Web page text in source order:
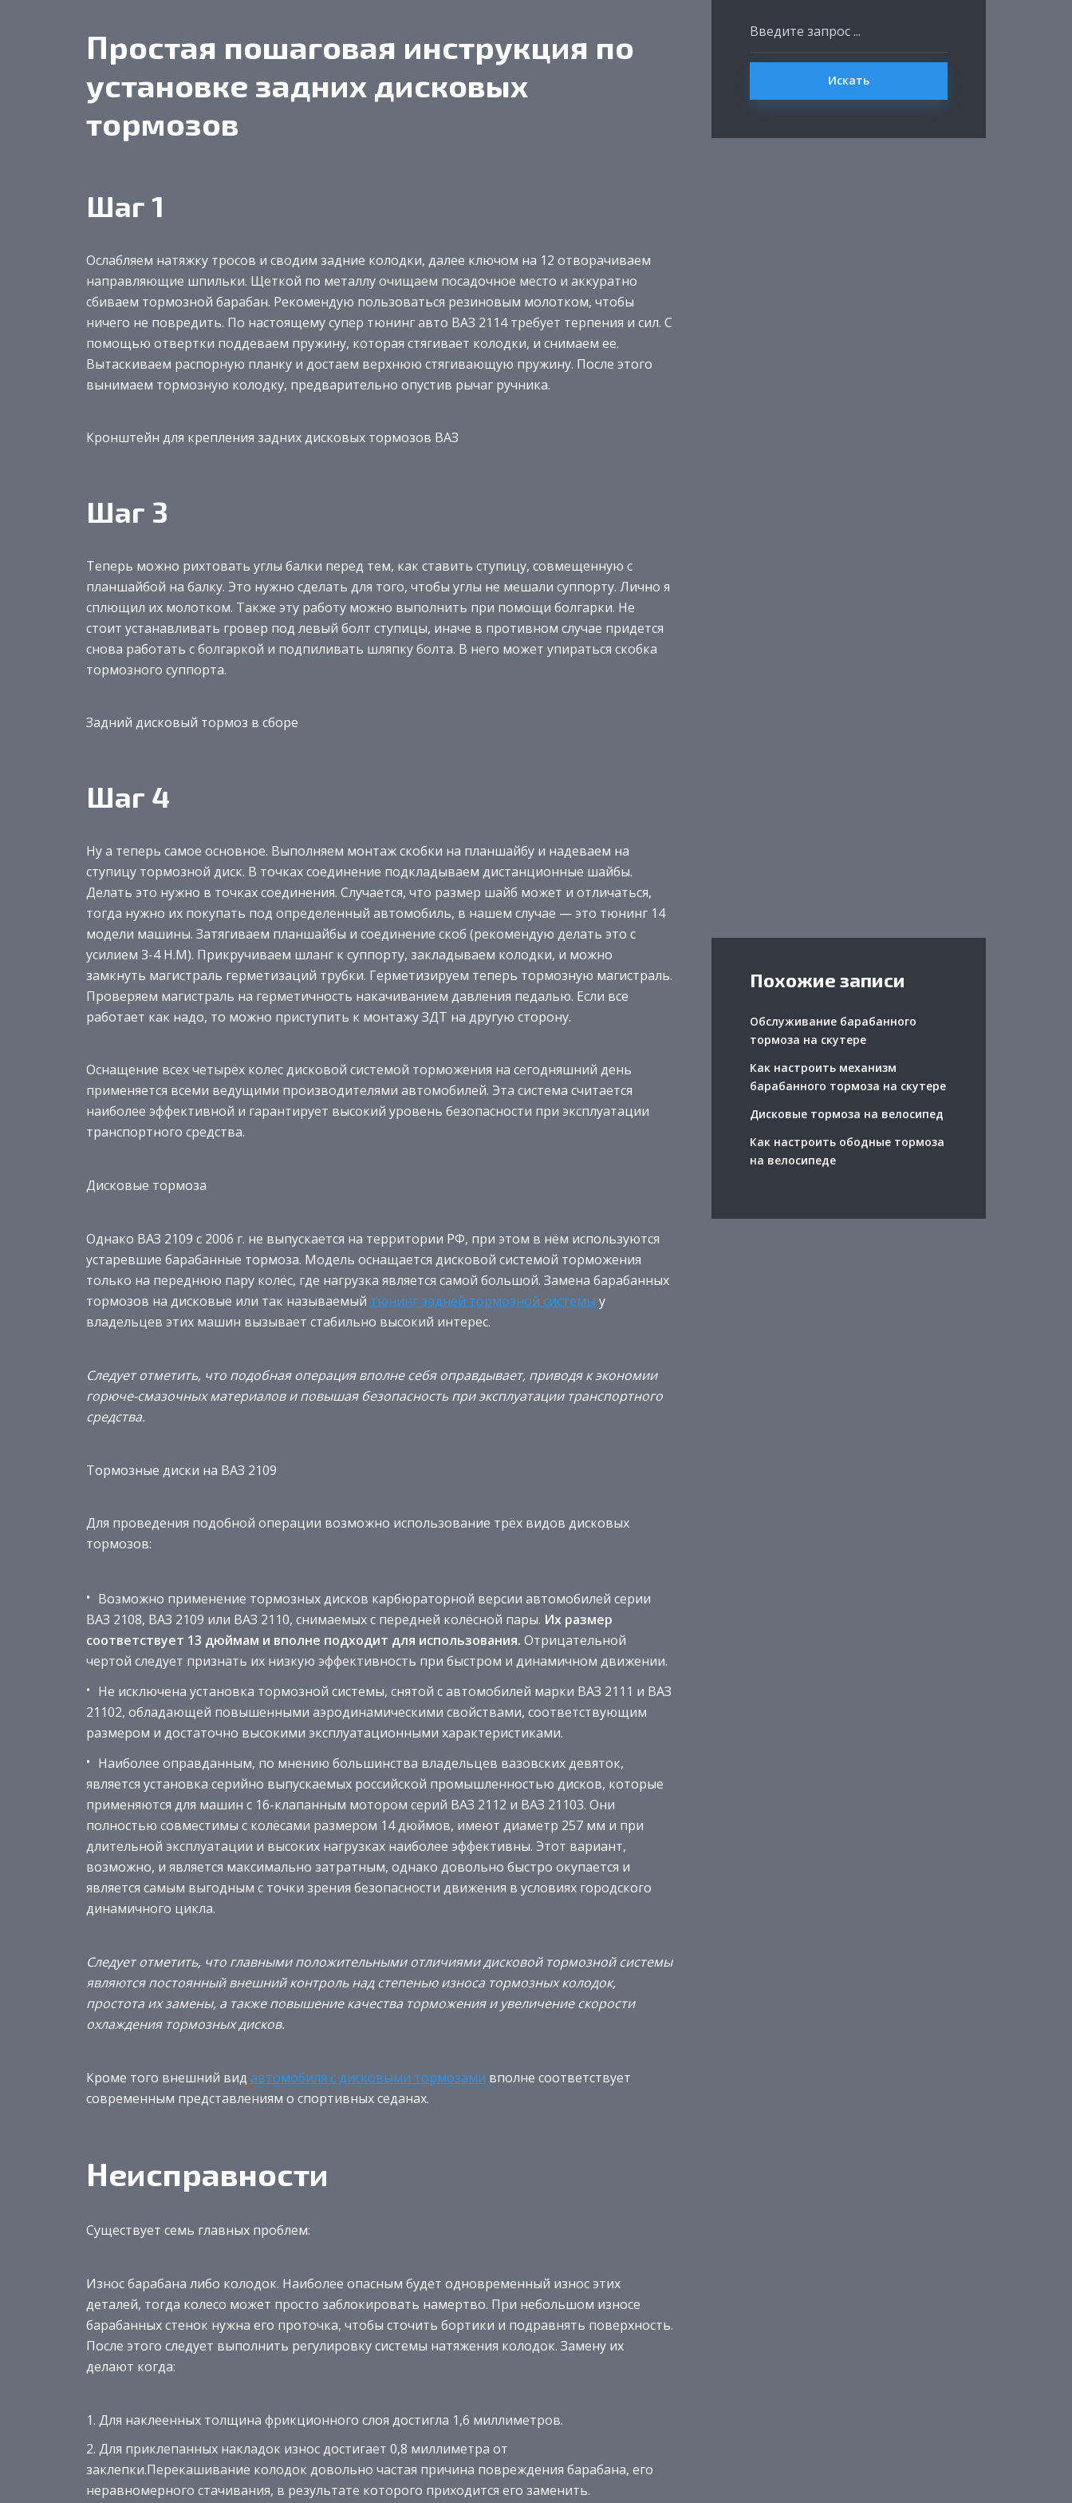
Простая пошаговая инструкция по
установке задних дисковых
тормозов
Шаг 1
Ослабляем натяжку тросов и сводим задние колодки, далее ключом на 12 отворачиваем
направляющие шпильки. Щеткой по металлу очищаем посадочное место и аккуратно
сбиваем тормозной барабан. Рекомендую пользоваться резиновым молотком, чтобы
ничего не повредить. По настоящему супер тюнинг авто ВАЗ 2114 требует терпения и сил. С
помощью отвертки поддеваем пружину, которая стягивает колодки, и снимаем ее.
Вытаскиваем распорную планку и достаем верхнюю стягивающую пружину. После этого
вынимаем тормозную колодку, предварительно опустив рычаг ручника.
Кронштейн для крепления задних дисковых тормозов ВАЗ
Шаг 3
Теперь можно рихтовать углы балки перед тем, как ставить ступицу, совмещенную с
планшайбой на балку. Это нужно сделать для того, чтобы углы не мешали суппорту. Лично я
сплющил их молотком. Также эту работу можно выполнить при помощи болгарки. Не
стоит устанавливать гровер под левый болт ступицы, иначе в противном случае придется
снова работать с болгаркой и подпиливать шляпку болта. В него может упираться скобка
тормозного суппорта.
Задний дисковый тормоз в сборе
Шаг 4
Ну а теперь самое основное. Выполняем монтаж скобки на планшайбу и надеваем на
ступицу тормозной диск. В точках соединение подкладываем дистанционные шайбы.
Делать это нужно в точках соединения. Случается, что размер шайб может и отличаться,
тогда нужно их покупать под определенный автомобиль, в нашем случае — это тюнинг 14
модели машины. Затягиваем планшайбы и соединение скоб (рекомендую делать это с
усилием 3-4 Н.М). Прикручиваем шланг к суппорту, закладываем колодки, и можно
замкнуть магистраль герметизаций трубки. Герметизируем теперь тормозную магистраль.
Проверяем магистраль на герметичность накачиванием давления педалью. Если все
работает как надо, то можно приступить к монтажу ЗДТ на другую сторону.
Оснащение всех четырёх колес дисковой системой торможения на сегодняшний день
применяется всеми ведущими производителями автомобилей. Эта система считается
наиболее эффективной и гарантирует высокий уровень безопасности при эксплуатации
транспортного средства.
Дисковые тормоза
Однако ВАЗ 2109 с 2006 г. не выпускается на территории РФ, при этом в нём используются
устаревшие барабанные тормоза. Модель оснащается дисковой системой торможения
только на переднюю пару колёс, где нагрузка является самой большой. Замена барабанных
тормозов на дисковые или так называемый тюнинг задней тормозной системы у
владельцев этих машин вызывает стабильно высокий интерес.
Следует отметить, что подобная операция вполне себя оправдывает, приводя к экономии
горюче-смазочных материалов и повышая безопасность при эксплуатации транспортного
средства.
Тормозные диски на ВАЗ 2109
Для проведения подобной операции возможно использование трёх видов дисковых
тормозов:
Возможно применение тормозных дисков карбюраторной версии автомобилей серии
ВАЗ 2108, ВАЗ 2109 или ВАЗ 2110, снимаемых с передней колёсной пары. Их размер
соответствует 13 дюймам и вполне подходит для использования. Отрицательной
чертой следует признать их низкую эффективность при быстром и динамичном движении.
Не исключена установка тормозной системы, снятой с автомобилей марки ВАЗ 2111 и ВАЗ
21102, обладающей повышенными аэродинамическими свойствами, соответствующим
размером и достаточно высокими эксплуатационными характеристиками.
Наиболее оправданным, по мнению большинства владельцев вазовских девяток,
является установка серийно выпускаемых российской промышленностью дисков, которые
применяются для машин с 16-клапанным мотором серий ВАЗ 2112 и ВАЗ 21103. Они
полностью совместимы с колёсами размером 14 дюймов, имеют диаметр 257 мм и при
длительной эксплуатации и высоких нагрузках наиболее эффективны. Этот вариант,
возможно, и является максимально затратным, однако довольно быстро окупается и
является самым выгодным с точки зрения безопасности движения в условиях городского
динамичного цикла.
Следует отметить, что главными положительными отличиями дисковой тормозной системы
являются постоянный внешний контроль над степенью износа тормозных колодок,
простота их замены, а также повышение качества торможения и увеличение скорости
охлаждения тормозных дисков.
Кроме того внешний вид автомобиля с дисковыми тормозами вполне соответствует
современным представлениям о спортивных седанах.
Неисправности
Существует семь главных проблем:
Износ барабана либо колодок. Наиболее опасным будет одновременный износ этих
деталей, тогда колесо может просто заблокировать намертво. При небольшом износе
барабанных стенок нужна его проточка, чтобы сточить бортики и подравнять поверхность.
После этого следует выполнить регулировку системы натяжения колодок. Замену их
делают когда:
Для наклеенных толщина фрикционного слоя достигла 1,6 миллиметров.
Для приклепанных накладок износ достигает 0,8 миллиметра от
заклепки.Перекашивание колодок довольно частая причина повреждения барабана, его
неравномерного стачивания, в результате которого приходится его заменить.
Искать
Похожие записи
Обслуживание барабанного
тормоза на скутере
Как настроить механизм
барабанного тормоза на скутере
Дисковые тормоза на велосипед
Как настроить ободные тормоза
на велосипеде